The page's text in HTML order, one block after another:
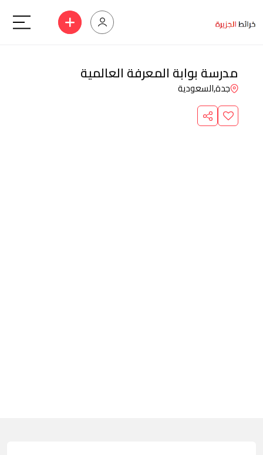
مدرسة بوابة المعرفة العالمية
جدة,السعودية